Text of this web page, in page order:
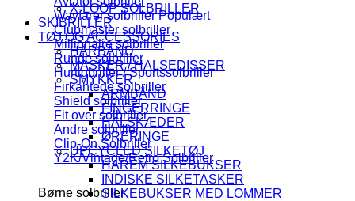
Wayfarer solbriller
Clubmaster solbriller
Millionaire solbriller
Runde solbriller
Hurtigbriller / Sportssolbriller
Firkantede solbriller
Shield solbriller
Fit over solbriller
Andre solbriller
Clip-On Solbriller
Y2K/Vintage/Retro Solbriller
Børne solbriller
X-LOOP SOLBRILLER
SKIBRILLER
TØJ OG ACCESSORIES
HÅRBÅND
MASKER / HALSEDISSER
SMYKKER
ARMBÅND
FINGERRINGE
HALSKÆDER
ØRERINGE
UPCYCLED SILKETØJ
HAREM SILKEBUKSER
INDISKE SILKETASKER
SILKEBUKSER MED LOMMER